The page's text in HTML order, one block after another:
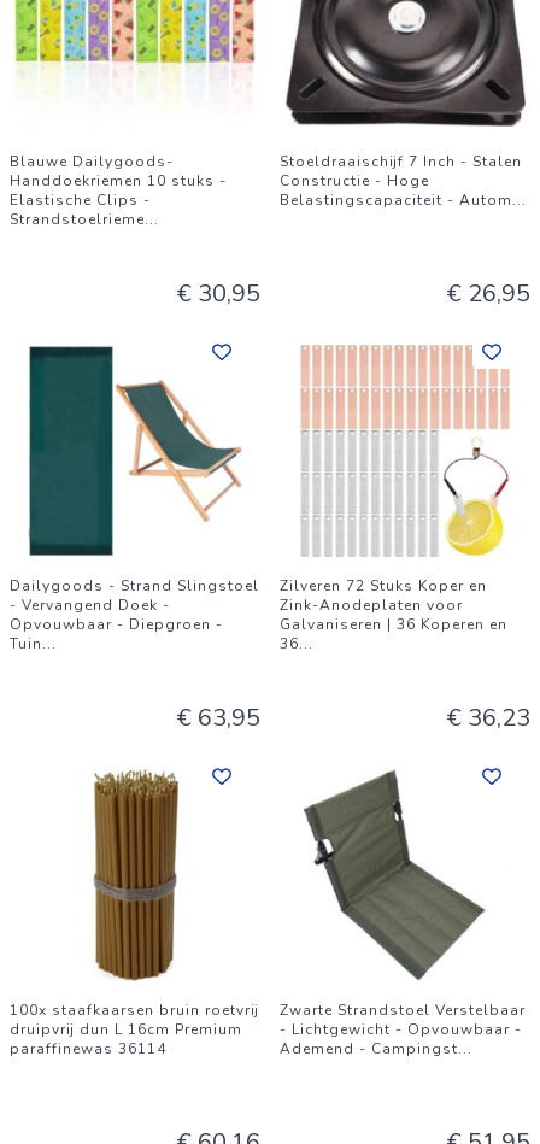
Blauwe Dailygoods-
Handdoekriemen 10 stuks -
Elastische Clips -
Strandstoelrieme...
€ 30,95
Stoeldraaischijf 7 Inch - Stalen
Constructie - Hoge
Belastingscapaciteit - Autom...
€ 26,95
Dailygoods - Strand Slingstoel
- Vervangend Doek -
Opvouwbaar - Diepgroen -
Tuin...
€ 63,95
Zilveren 72 Stuks Koper en
Zink-Anodeplaten voor
Galvaniseren | 36 Koperen en
36...
€ 36,23
100x staafkaarsen bruin roetvrij
druipvrij dun L 16cm Premium
paraffinewas 36114
Zwarte Strandstoel Verstelbaar
- Lichtgewicht - Opvouwbaar -
Ademend - Campingst...